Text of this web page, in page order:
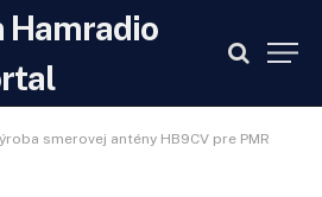
Hamradio
smerovej antény HB9CV pre PMR